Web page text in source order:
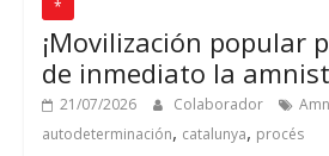
*
¡Movilización popular
de inmediato la
21/07/2026 Colaborador
autodeterminación, catalunya, procés